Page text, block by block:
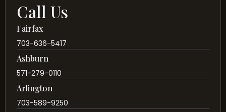
Call Us
Fairfax
703-636-5417
Ashburn
571-279-0110
Arlington
703-589-9250